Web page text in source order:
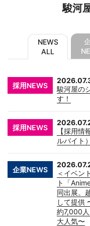
駿河
NEWS
ALL
採用NEWS
駿河屋の
す！
採用NEWS
【採用
ルバイト
企業NEWS
＜イベン
ト「
同出展。
して提供
約7,000
大人気〜